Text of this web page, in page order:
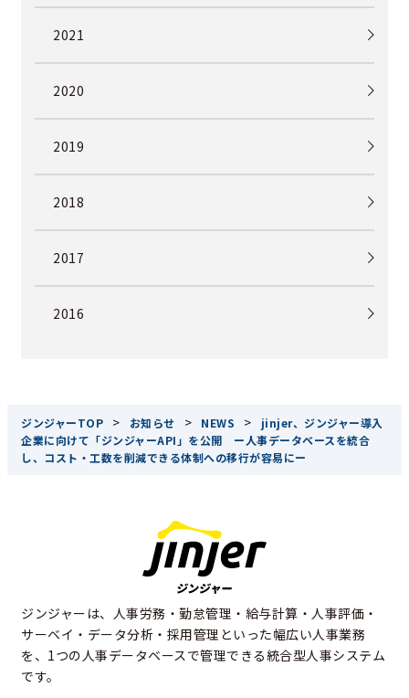
2021
2020
2019
2018
2017
2016
ジンジャーTOP > お知らせ > NEWS >
jinjer、ジンジャー導入
企業に向けて「ジンジャーAPI」を公開 ー人事データベースを統合
し、コスト・工数を削減できる体制への移行が容易にー
ジンジャーは、人事労務・勤怠管理・給与計算・人事評価・
サーベイ・データ分析・採用管理といった幅広い人事業務
を、1つの人事データベースで管理できる統合型人事システム
です。